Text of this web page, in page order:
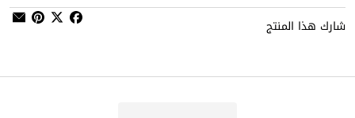
شارك هذا المنتج